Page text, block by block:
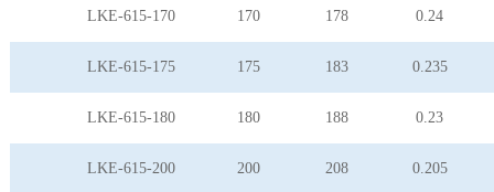
LKE-615-170 170 178 0.24
LKE-615-175 175 183 0.235
LKE-615-180 180 188 0.23
LKE-615-200 200 208 0.205